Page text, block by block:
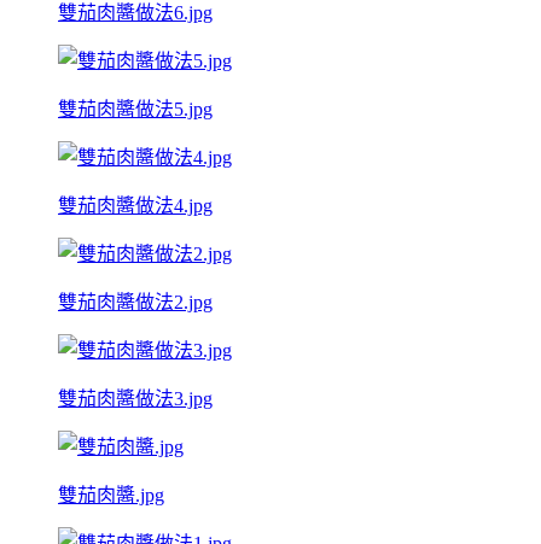
雙茄肉醬做法6.jpg
雙茄肉醬做法5.jpg
雙茄肉醬做法4.jpg
雙茄肉醬做法2.jpg
雙茄肉醬做法3.jpg
雙茄肉醬.jpg